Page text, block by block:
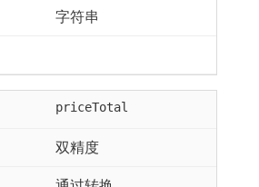
字符串
priceTotal
双精度